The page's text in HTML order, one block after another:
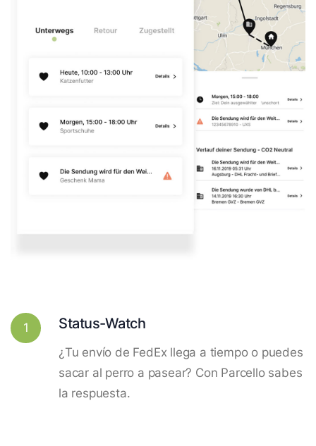
1 Status-Watch
¿Tu envío de FedEx llega a tiempo o puedes
sacar al perro a pasear? Con Parcello sabes
la respuesta.